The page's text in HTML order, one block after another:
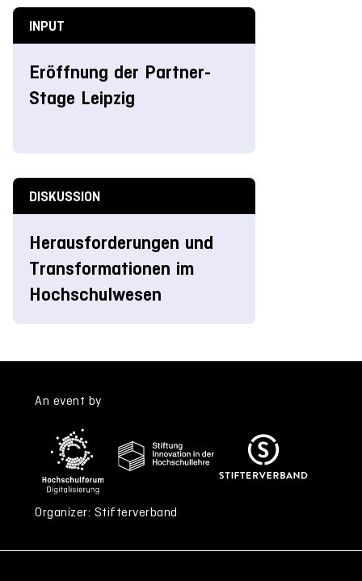
INPUT
Eröffnung der Partner-
Stage Leipzig
DISKUSSION
Herausforderungen und
Transformationen im
Hochschulwesen
An event by
Organizer: Stifterverband